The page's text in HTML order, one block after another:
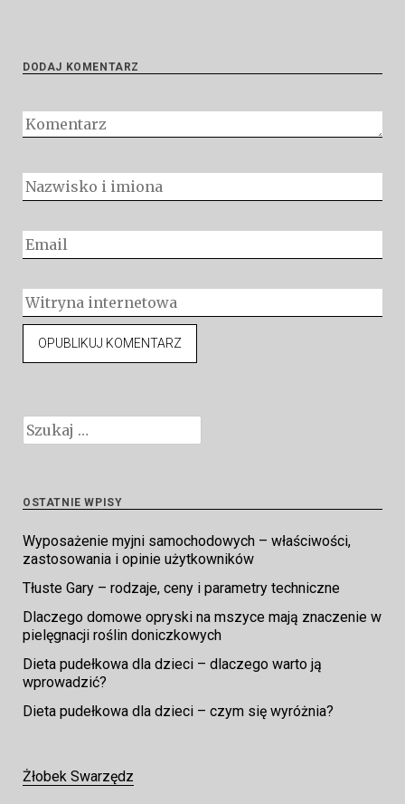
DODAJ KOMENTARZ
Szukaj:
OSTATNIE WPISY
Wyposażenie myjni samochodowych – właściwości,
zastosowania i opinie użytkowników
Tłuste Gary – rodzaje, ceny i parametry techniczne
Dlaczego domowe opryski na mszyce mają znaczenie w
pielęgnacji roślin doniczkowych
Dieta pudełkowa dla dzieci – dlaczego warto ją
wprowadzić?
Dieta pudełkowa dla dzieci – czym się wyróżnia?
Żłobek Swarzędz